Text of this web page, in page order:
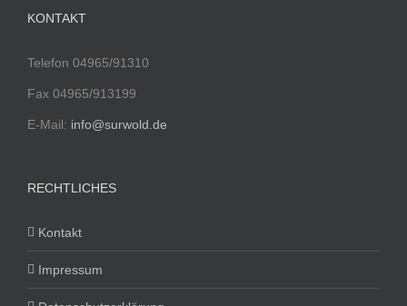
KONTAKT
Telefon 04965/91310
Fax 04965/913199
E-Mail: info@surwold.de
RECHTLICHES
Kontakt
Impressum